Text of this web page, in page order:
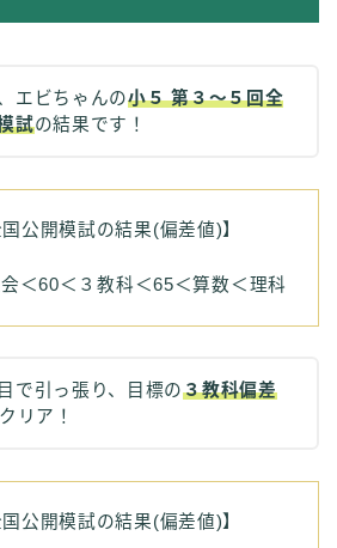
エビちゃんの小５ 第３〜５回全
試の結果です！
公開模試の結果(偏差値)】
＜60＜３教科＜65＜算数＜理科
で引っ張り、目標の３教科偏差
リア！
公開模試の結果(偏差値)】